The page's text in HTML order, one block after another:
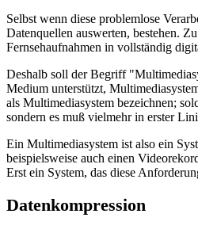
Selbst wenn diese problemlose
Datenquellen auswerten, bestehen.
Fernsehaufnahmen in vollständig
Deshalb soll der Begriff
Medium unterstützt,
als Multimediasystem bezeichnen;
sondern es muß vielmehr in erster
Ein Multimediasystem ist also ein
beispielsweise auch einen
Erst ein System, das diese
Datenkompression